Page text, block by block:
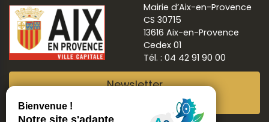
Mairie d’Aix-en-Provence
CS 30715
13616 Aix-en-Provence
Cedex 01
Tél. : 04 42 91 90 00
Newsletter